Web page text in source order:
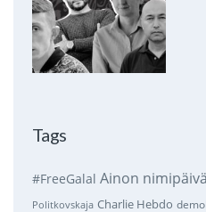
Tags
#FreeGalal Ainon
Politkovskaja Charlie Hebdo